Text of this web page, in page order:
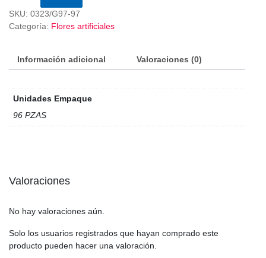
SKU: 0323/G97-97
Categoría: Flores artificiales
Información adicional Valoraciones (0)
Unidades Empaque
96 PZAS
Valoraciones
No hay valoraciones aún.
Solo los usuarios registrados que hayan comprado este
producto pueden hacer una valoración.